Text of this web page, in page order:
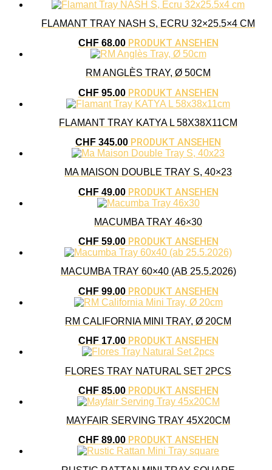
FLAMANT TRAY NASH S, ECRU 32×25.5×4 CM
CHF68.00 PRODUKT ANSEHEN
RM ANGLÈS TRAY, Ø 50CM
CHF95.00 PRODUKT ANSEHEN
FLAMANT TRAY KATYA L 58X38X11CM
CHF 345.00 PRODUKT ANSEHEN
MA MAISON DOUBLE TRAY S, 40×23
CHF49.00 PRODUKT ANSEHEN
MACUMBA TRAY 46×30
CHF59.00 PRODUKT ANSEHEN
MACUMBA TRAY 60×40 (AB 25.5.2026)
CHF99.00 PRODUKT ANSEHEN
RM CALIFORNIA MINI TRAY, Ø 20CM
CHF17.00 PRODUKT ANSEHEN
FLORES TRAY NATURAL SET 2PCS
CHF85.00 PRODUKT ANSEHEN
MAYFAIR SERVING TRAY 45X20CM
CHF89.00 PRODUKT ANSEHEN